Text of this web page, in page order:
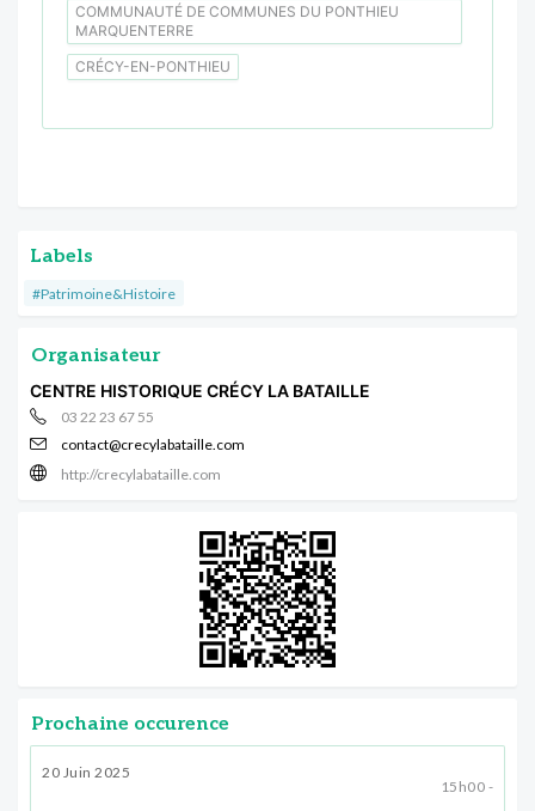
COMMUNAUTÉ DE COMMUNES DU PONTHIEU
MARQUENTERRE
CRÉCY-EN-PONTHIEU
Labels
#Patrimoine&Histoire
Organisateur
CENTRE HISTORIQUE CRÉCY LA BATAILLE
03 22 23 67 55
contact@crecylabataille.com
http://crecylabataille.com
Prochaine occurence
20 Juin 2025
15h00 -